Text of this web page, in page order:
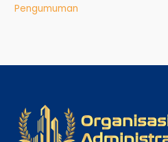
Pengumuman